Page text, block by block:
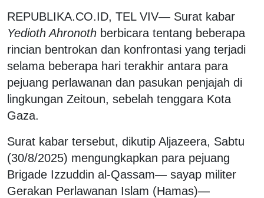
REPUBLIKA.CO.ID, TEL VIV— Surat kabar
Yedioth Ahronoth berbicara tentang beberapa
rincian bentrokan dan konfrontasi yang terjadi
selama beberapa hari terakhir antara para
pejuang perlawanan dan pasukan penjajah di
lingkungan Zeitoun, sebelah tenggara Kota
Gaza.
Surat kabar tersebut, dikutip Aljazeera, Sabtu
(30/8/2025) mengungkapkan para pejuang
Brigade Izzuddin al-Qassam— sayap militer
Gerakan Perlawanan Islam (Hamas)—